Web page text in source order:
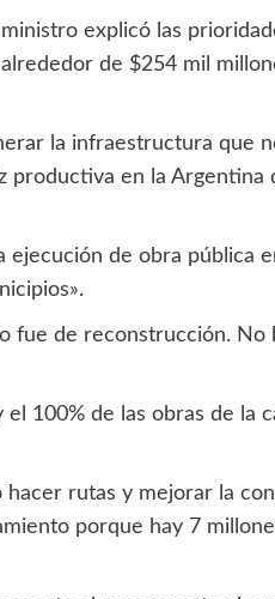
explicó las
de $254 mil
la infraestructura que
productiva en la Argentina
ejecución de obra pública
fue de reconstrucción. No
100% de las obras de la
rutas y mejorar la
porque hay 7